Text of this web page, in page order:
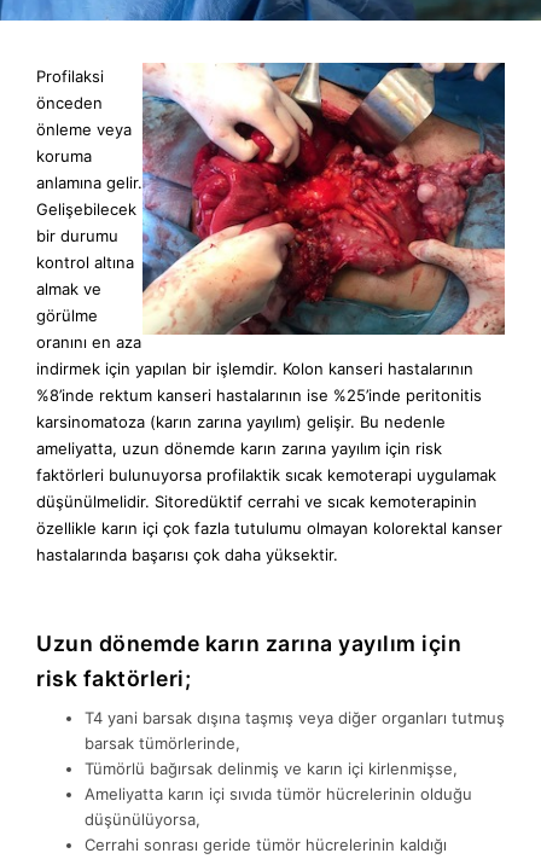
İLETİŞİM
REKTUM KANSERİ
TR
EN
AR
UZMANLIKLAR
VİDEOLAR
ÜYELERE ÖZEL
ÜYELERE ÖZEL
HASTA OLGULARI
TIBBİ İKİNCİ GÖRÜŞ
E-RANDEVU
Profilaksi
önceden
önleme veya
koruma
anlamına gelir.
Gelişebilecek
bir durumu
kontrol altına
almak ve
görülme
oranını en aza
indirmek için yapılan bir işlemdir. Kolon kanseri hastalarının
%8’inde rektum kanseri hastalarının ise %25’inde peritonitis
karsinomatoza (karın zarına yayılım) gelişir. Bu nedenle
ameliyatta, uzun dönemde karın zarına yayılım için risk
faktörleri bulunuyorsa profilaktik sıcak kemoterapi uygulamak
düşünülmelidir. Sitoredüktif cerrahi ve sıcak kemoterapinin
özellikle karın içi çok fazla tutulumu olmayan kolorektal kanser
hastalarında başarısı çok daha yüksektir.
Uzun dönemde karın zarına yayılım için
risk faktörleri;
T4 yani barsak dışına taşmış veya diğer organları tutmuş
barsak tümörlerinde,
Tümörlü bağırsak delinmiş ve karın içi kirlenmişse,
Ameliyatta karın içi sıvıda tümör hücrelerinin olduğu
düşünülüyorsa,
Cerrahi sonrası geride tümör hücrelerinin kaldığı